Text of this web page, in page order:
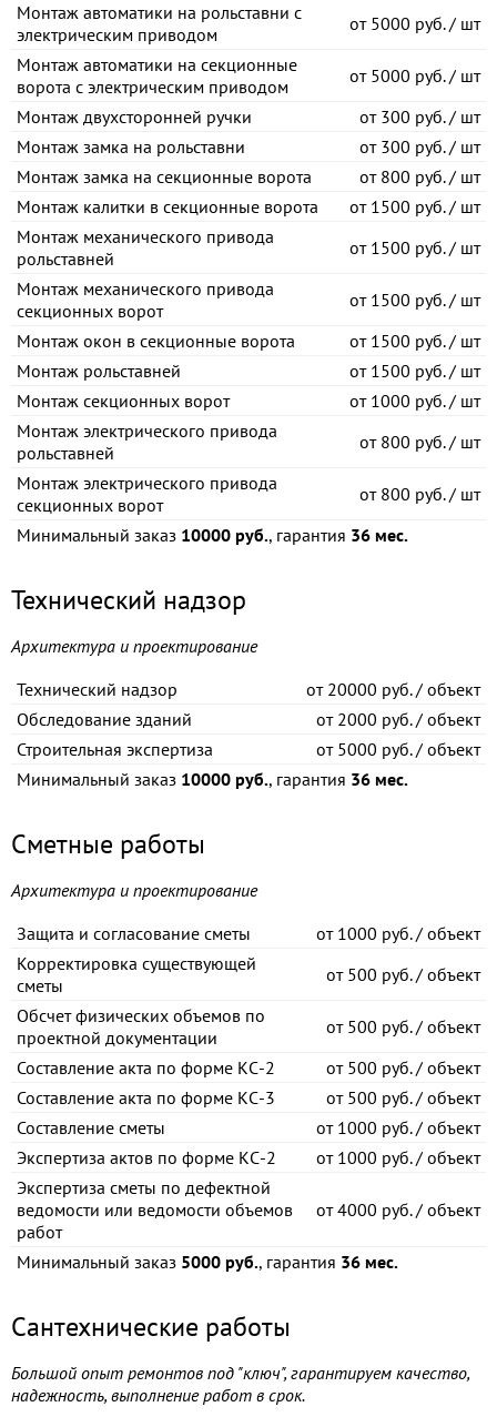
Монтаж автоматики на рольставни с
электрическим приводом
от5000 руб. / шт
Монтаж автоматики на секционные
ворота с электрическим приводом
от5000 руб. / шт
Монтаж двухсторонней ручки
от300 руб. / шт
Монтаж замка на рольставни
от300 руб. / шт
Монтаж замка на секционные ворота
от800 руб. / шт
Монтаж калитки в секционные ворота
от1500 руб. / шт
Монтаж механического привода
рольставней
от1500 руб. / шт
Монтаж механического привода
секционных ворот
от1500 руб. / шт
Монтаж окон в секционные ворота
от1500 руб. / шт
Монтаж рольставней
от1500 руб. / шт
Монтаж секционных ворот
от1000 руб. / шт
Монтаж электрического привода
рольставней
от800 руб. / шт
Монтаж электрического привода
секционных ворот
от800 руб. / шт
Минимальный заказ 10000 руб., гарантия 36 мес.
Технический надзор
Архитектура и проектирование
Технический надзор
от20000 руб. / объект
Обследование зданий
от2000 руб. / объект
Строительная экспертиза
от5000 руб. / объект
Минимальный заказ 10000 руб., гарантия 36 мес.
Сметные работы
Архитектура и проектирование
Защита и согласование сметы
от1000 руб. / объект
Корректировка существующей
сметы
от500 руб. / объект
Обсчет физических объемов по
проектной документации
от500 руб. / объект
Составление акта по форме КС-2
от500 руб. / объект
Составление акта по форме КС-3
от500 руб. / объект
Составление сметы
от1000 руб. / объект
Экспертиза актов по форме КС-2
от1000 руб. / объект
Экспертиза сметы по дефектной
ведомости или ведомости объемов
работ
от4000 руб. / объект
Минимальный заказ 5000 руб., гарантия 36 мес.
Сантехнические работы
Большой опыт ремонтов под "ключ", гарантируем качество,
надежность, выполнение работ в срок.